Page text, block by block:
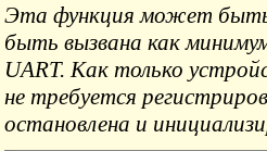
Эта функция может быть
быть вызвана как
UART. Как только
не требуется
остановлена и